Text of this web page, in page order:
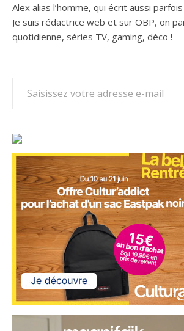
Alex alias l’homme, qui écrit aussi
Je suis rédactrice web et sur OBP, on
quotidienne, séries TV, gaming, déco !